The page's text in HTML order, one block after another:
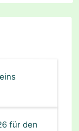
für den